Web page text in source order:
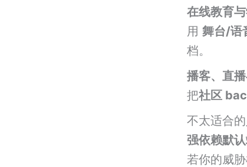
在线教育
用 舞台/语
档。
播客、直
把社区
不太适合
强依赖默
若你的威